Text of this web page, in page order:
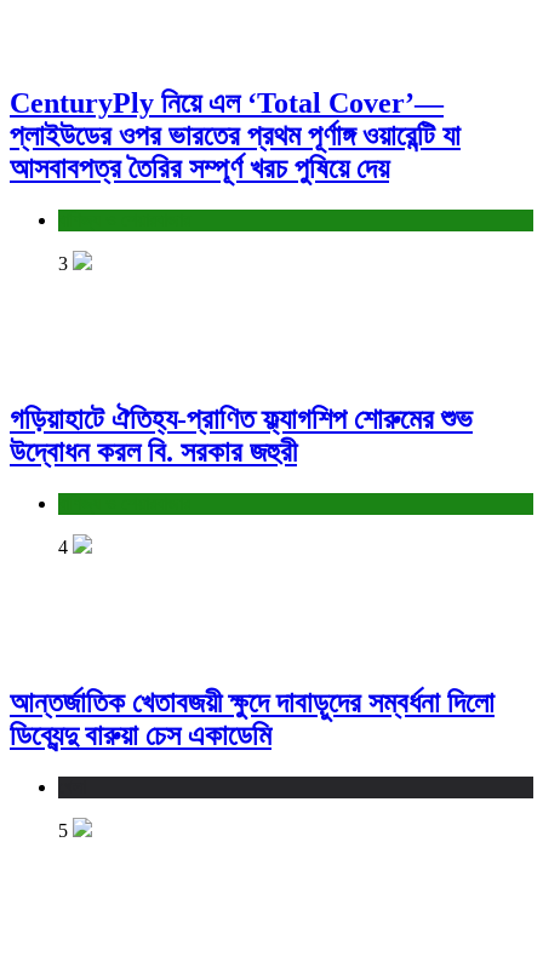
CenturyPly নিয়ে এল ‘Total Cover’—
প্লাইউডের ওপর ভারতের প্রথম পূর্ণাঙ্গ ওয়ারেন্টি যা
আসবাবপত্র তৈরির সম্পূর্ণ খরচ পুষিয়ে দেয়
3
গড়িয়াহাটে ঐতিহ্য-প্রাণিত ফ্ল্যাগশিপ শোরুমের শুভ
উদ্বোধন করল বি. সরকার জহুরী
4
আন্তর্জাতিক খেতাবজয়ী ক্ষুদে দাবাড়ুদের সম্বর্ধনা দিলো
ডিব্যেন্দু বারুয়া চেস একাডেমি
5